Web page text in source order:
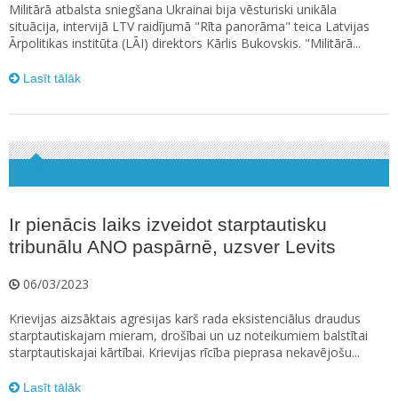
Militārā atbalsta sniegšana Ukrainai bija vēsturiski unikāla
situācija, intervijā LTV raidījumā "Rīta panorāma" teica Latvijas
Ārpolitikas institūta (LĀI) direktors Kārlis Bukovskis. "Militārā...
Lasīt tālāk
Ir pienācis laiks izveidot starptautisku
tribunālu ANO paspārnē, uzsver Levits
06/03/2023
Krievijas aizsāktais agresijas karš rada eksistenciālus draudus
starptautiskajam mieram, drošībai un uz noteikumiem balstītai
starptautiskajai kārtībai. Krievijas rīcība pieprasa nekavējošu...
Lasīt tālāk